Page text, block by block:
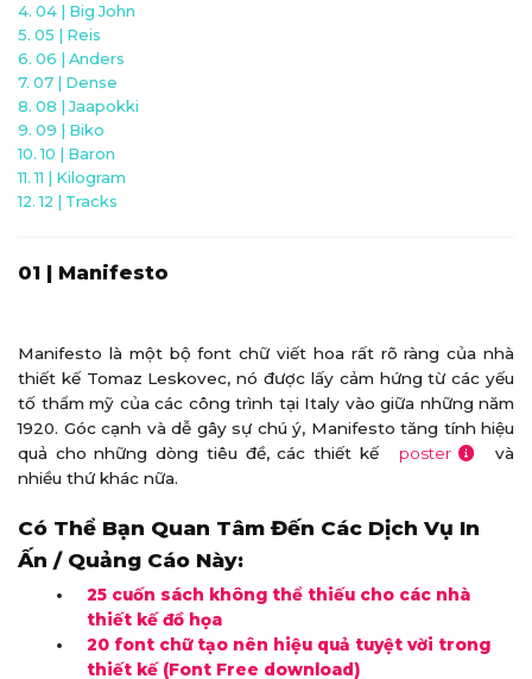
04 | Big John
05 | Reis
06 | Anders
07 | Dense
08 | Jaapokki
09 | Biko
10 | Baron
11 | Kilogram
12 | Tracks
01 | Manifesto
Manifesto là một bộ font chữ viết hoa rất rõ ràng của nhà
thiết kế Tomaz Leskovec, nó được lấy cảm hứng từ các yếu
tố thẩm mỹ của các công trình tại Italy vào giữa những năm
1920. Góc cạnh và dễ gây sự chú ý, Manifesto tăng tính hiệu
quả cho những dòng tiêu đề, các thiết kế
poster
và
nhiều thứ khác nữa.
Có Thể Bạn Quan Tâm Đến Các Dịch Vụ In
Ấn / Quảng Cáo Này:
25 cuốn sách không thể thiếu cho các nhà
thiết kế đồ họa
20 font chữ tạo nên hiệu quả tuyệt vời trong
thiết kế (Font Free download)